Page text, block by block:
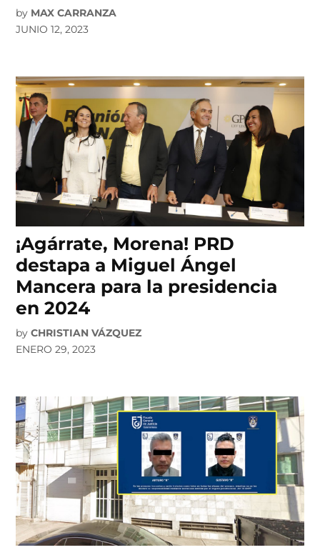
by MAX CARRANZA
JUNIO 12, 2023
¡Agárrate, Morena! PRD
destapa a Miguel Ángel
Mancera para la presidencia
en 2024
by CHRISTIAN VÁZQUEZ
ENERO 29, 2023